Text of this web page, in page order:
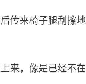
传来椅子腿刮擦地
来，像是已经不